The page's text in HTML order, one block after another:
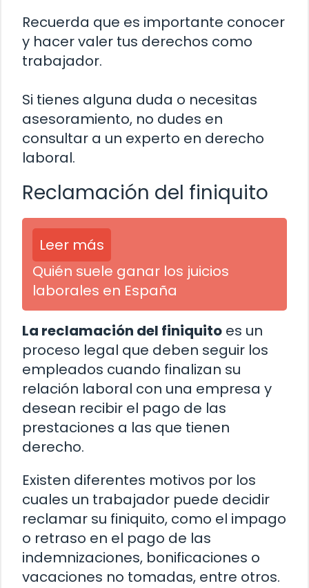
Recuerda que es importante conocer
y hacer valer tus derechos como
trabajador.
Si tienes alguna duda o necesitas
asesoramiento, no dudes en
consultar a un experto en derecho
laboral.
Reclamación del finiquito
Leer más
Quién suele ganar los juicios
laborales en España
La reclamación del finiquito es un
proceso legal que deben seguir los
empleados cuando finalizan su
relación laboral con una empresa y
desean recibir el pago de las
prestaciones a las que tienen
derecho.
Existen diferentes motivos por los
cuales un trabajador puede decidir
reclamar su finiquito, como el impago
o retraso en el pago de las
indemnizaciones, bonificaciones o
vacaciones no tomadas, entre otros.